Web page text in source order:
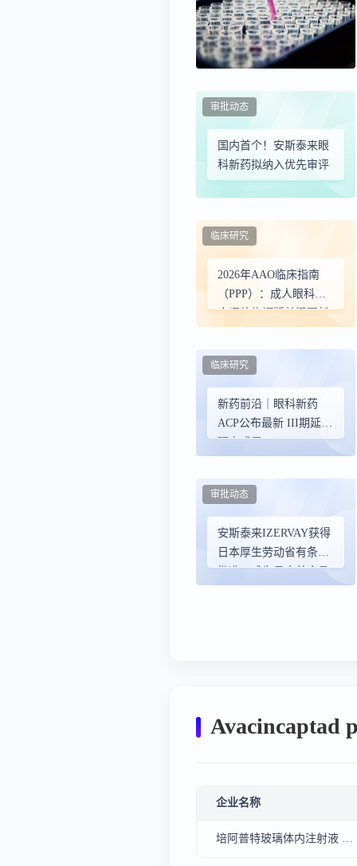
国内首个！安斯泰来眼
科新药拟纳入优先审评
审批动态
2026年AAO临床指南
（PPP）：成人眼科综
合评估修订版关键更新
未矫正屈光不正与高度
近视的关注
临床研究
新药前沿｜眼科新药
ACP公布最新 III期延伸
研究成果
临床研究
安斯泰来IZERVAY获得
日本厚生劳动省有条件
批准，成为日本首个且
审批动态
Avacincaptad
企业名称
培阿普特玻璃体内注射液 - PCI San Diego Inc、安斯泰来